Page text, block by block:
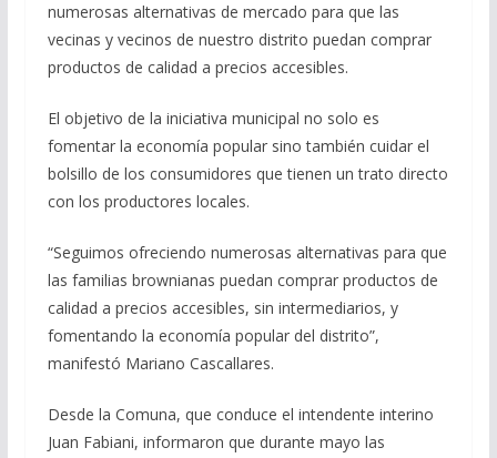
numerosas alternativas de mercado para que las
vecinas y vecinos de nuestro distrito puedan comprar
productos de calidad a precios accesibles.
El objetivo de la iniciativa municipal no solo es
fomentar la economía popular sino también cuidar el
bolsillo de los consumidores que tienen un trato directo
con los productores locales.
“Seguimos ofreciendo numerosas alternativas para que
las familias brownianas puedan comprar productos de
calidad a precios accesibles, sin intermediarios, y
fomentando la economía popular del distrito”,
manifestó Mariano Cascallares.
Desde la Comuna, que conduce el intendente interino
Juan Fabiani, informaron que durante mayo las